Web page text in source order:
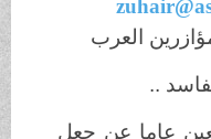
العرب
..
عاما عن جعل